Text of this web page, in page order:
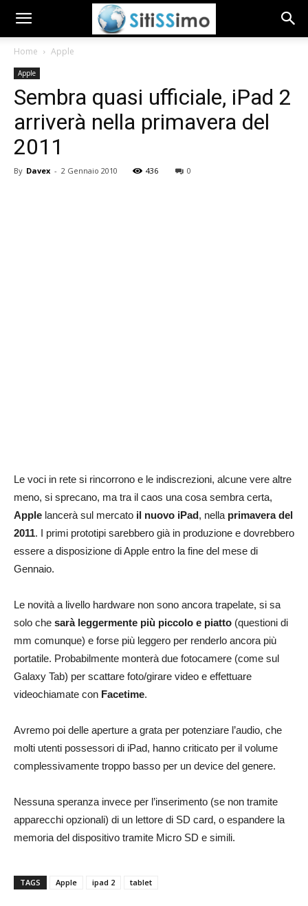
Home Apple
Apple
Sembra quasi ufficiale, iPad 2
arriverà nella primavera del
2011
By Davex - 2 Gennaio 2010 436 0
Le voci in rete si rincorrono e le indiscrezioni, alcune vere altre
meno, si sprecano, ma tra il caos una cosa sembra certa,
Apple lancerà sul mercato il nuovo iPad, nella primavera del
2011. I primi prototipi sarebbero già in produzione e dovrebbero
essere a disposizione di Apple entro la fine del mese di
Gennaio.
Le novità a livello hardware non sono ancora trapelate, si sa
solo che sarà leggermente più piccolo e piatto (questioni di
mm comunque) e forse più leggero per renderlo ancora più
portatile. Probabilmente monterà due fotocamere (come sul
Galaxy Tab) per scattare foto/girare video e effettuare
videochiamate con Facetime.
Avremo poi delle aperture a grata per potenziare l’audio, che
molti utenti possessori di iPad, hanno criticato per il volume
complessivamente troppo basso per un device del genere.
Nessuna speranza invece per l’inserimento (se non tramite
apparecchi opzionali) di un lettore di SD card, o espandere la
memoria del dispositivo tramite Micro SD e simili.
TAGS Apple ipad 2 tablet